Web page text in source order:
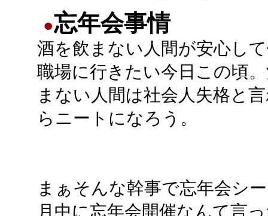
●忘年会事情
酒を飲まない人間が安心し
職場に行きたい今日この頃
まない人間は社会人失格と
らニートになろう。
まぁそんな幹事で忘年会シ
月中に忘年会開催なんて言